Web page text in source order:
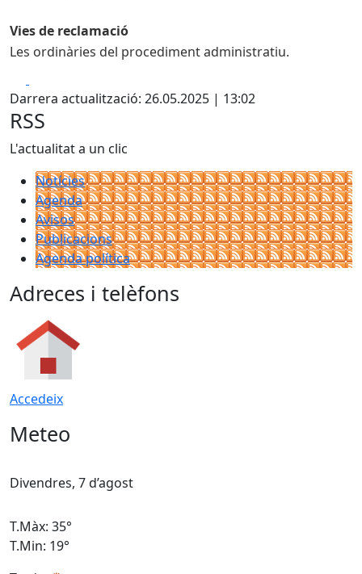
Vies de reclamació
Les ordinàries del procediment administratiu.
Darrera actualització: 26.05.2025 | 13:02
RSS
L'actualitat a un clic
Notícies
Agenda
Avisos
Publicacions
Agenda política
Adreces i telèfons
Accedeix
Meteo
Divendres, 7 d’agost
T.Màx: 35°
T.Min: 19°